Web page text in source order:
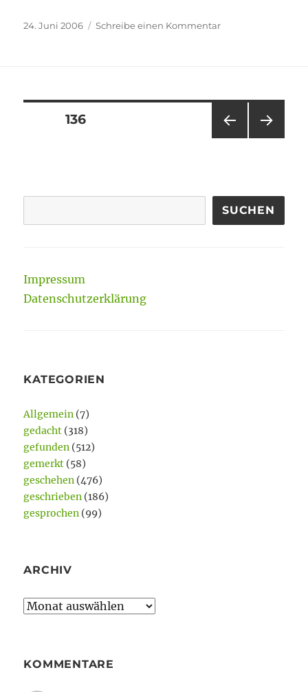
Veröffentlicht
24. Juni 2006 Schreibe einen Kommentarzu
Seitennummerierung
E
SEITE136
SUCHEN
Impressum
Datenschutzerklärung
KATEGORIEN
Allgemein (7)
gedacht (318)
gefunden (512)
gemerkt (58)
geschehen (476)
geschrieben (186)
gesprochen (99)
ARCHIV
Archiv
KOMMENTARE